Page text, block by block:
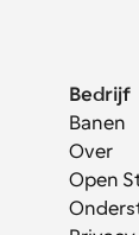
Bedrijf
Banen
Over
Open